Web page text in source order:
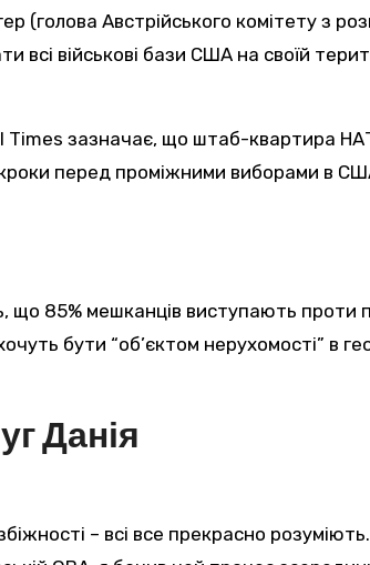
(голова Австрійського комітету з
військові бази США на своїй
зазначає, що штаб-квартира
перед проміжними виборами в
що 85% мешканців виступають проти
бути “об’єктом нерухомості” в
Данія
– всі все прекрасно